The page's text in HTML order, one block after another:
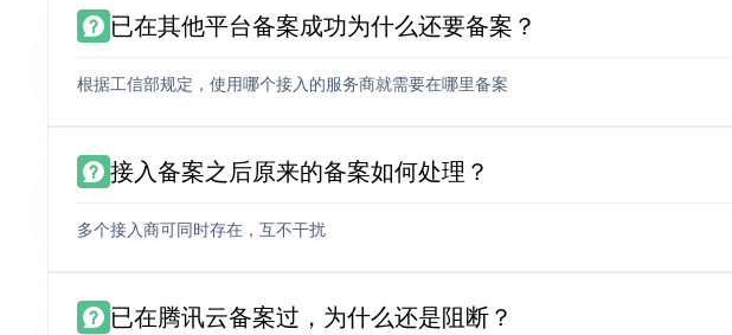
已在其他平台备案成功为什么还要备案？
根据工信部规定，使用哪个接入的服务商就需要在哪里备案
接入备案之后原来的备案如何处理？
多个接入商可同时存在，互不干扰
已在腾讯云备案过，为什么还是阻断？